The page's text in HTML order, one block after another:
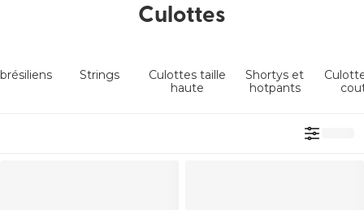
Culottes
Strings
Culottes taille
haute
Shortys et
hotpants